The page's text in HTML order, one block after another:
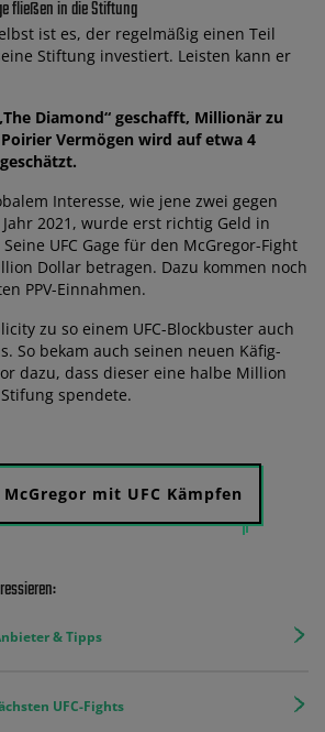
fließen in die Stiftung
ist es, der regelmäßig einen Teil
Stiftung investiert. Leisten kann er
Diamond“ geschafft, Millionär zu
Vermögen wird auf etwa 4
Interesse, wie jene zwei gegen
2021, wurde erst richtig Geld in
UFC Gage für den McGregor-Fight
Dollar betragen. Dazu kommen noch
PPV-Einnahmen.
zu so einem UFC-Blockbuster auch
So bekam auch seinen neuen Käfig-
dazu, dass dieser eine halbe Million
spendete.
McGregor mit UFC Kämpfen
& Tipps
UFC-Fights